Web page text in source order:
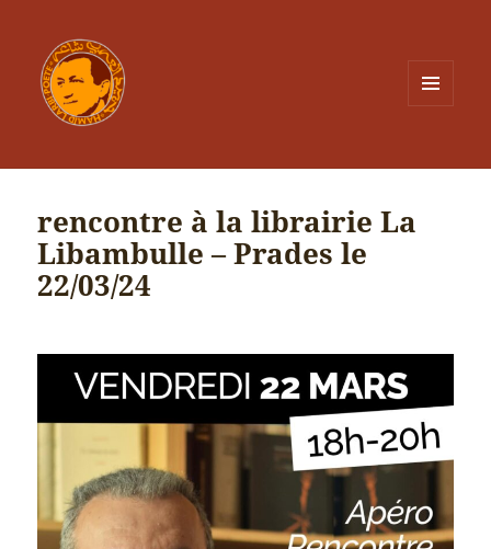
rencontre à la librairie La
Libambulle – Prades le
22/03/24